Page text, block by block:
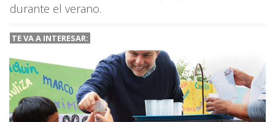
durante el verano.
TE VA A INTERESAR: